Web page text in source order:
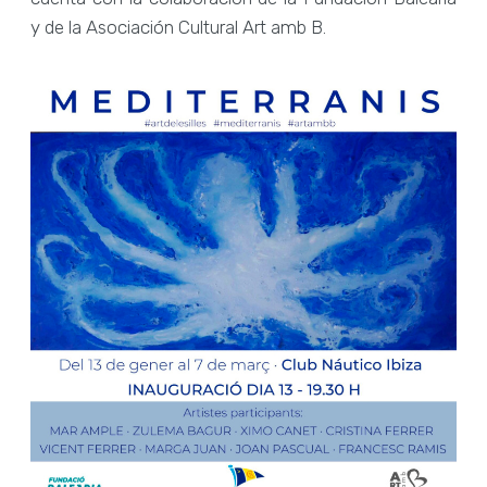
y de la Asociación Cultural Art amb B.